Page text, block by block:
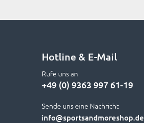
Hotline & E-Mail
Rufe uns an
+49 (0) 9363 997 61-19
Sende uns eine Nachricht
info@sportsandmoreshop.de